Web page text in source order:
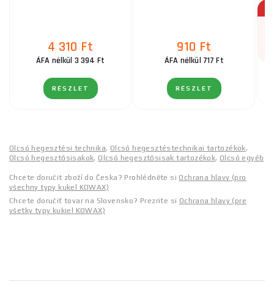
4 310 Ft
ÁFA nélkül 3 394 Ft
RÉSZLET
910 Ft
ÁFA nélkül 717 Ft
RÉSZLET
Olcsó hegesztési technika, Olcsó hegesztéstechnikai tartozékok,
Olcsó hegesztősisakok, Olcsó hegesztősisak tartozékok, Olcsó egyéb
Chcete doručit zboží do Česka? Prohlédněte si Ochrana hlavy (pro
všechny typy kukel KOWAX)
Chcete doručiť tovar na Slovensko? Prezrite si Ochrana hlavy (pre
všetky typy kukiel KOWAX)